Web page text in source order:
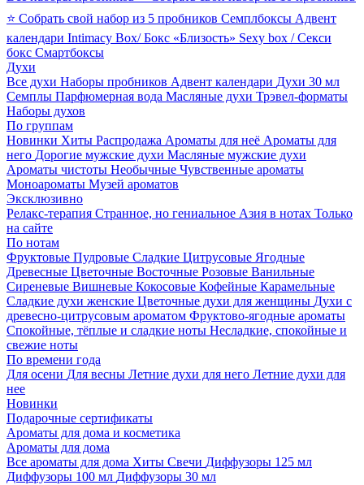
⭐ Собрать свой набор из 5 пробников Семплбоксы Адвент
календари Intimacy Box/ Бокс «Близость» Sexy box / Секси
бокс Смартбоксы
Духи
Все духи Наборы пробников Адвент календари Духи 30 мл
Семплы Парфюмерная вода Масляные духи Трэвел-форматы
Наборы духов
По группам
Новинки Хиты Распродажа Ароматы для неё Ароматы для
него Дорогие мужские духи Масляные мужские духи
Ароматы чистоты Необычные Чувственные ароматы
Моноароматы Музей ароматов
Эксклюзивно
Релакс-терапия Странное, но гениальное Азия в нотах Только
на сайте
По нотам
Фруктовые Пудровые Сладкие Цитрусовые Ягодные
Древесные Цветочные Восточные Розовые Ванильные
Сиреневые Вишневые Кокосовые Кофейные Карамельные
Сладкие духи женские Цветочные духи для женщины Духи с
древесно-цитрусовым ароматом Фруктово-ягодные ароматы
Спокойные, тёплые и сладкие ноты Несладкие, спокойные и
свежие ноты
По времени года
Для осени Для весны Летние духи для него Летние духи для
нее
Новинки
Подарочные сертификаты
Ароматы для дома и косметика
Ароматы для дома
Все ароматы для дома Хиты Свечи Диффузоры 125 мл
Диффузоры 100 мл Диффузоры 30 мл